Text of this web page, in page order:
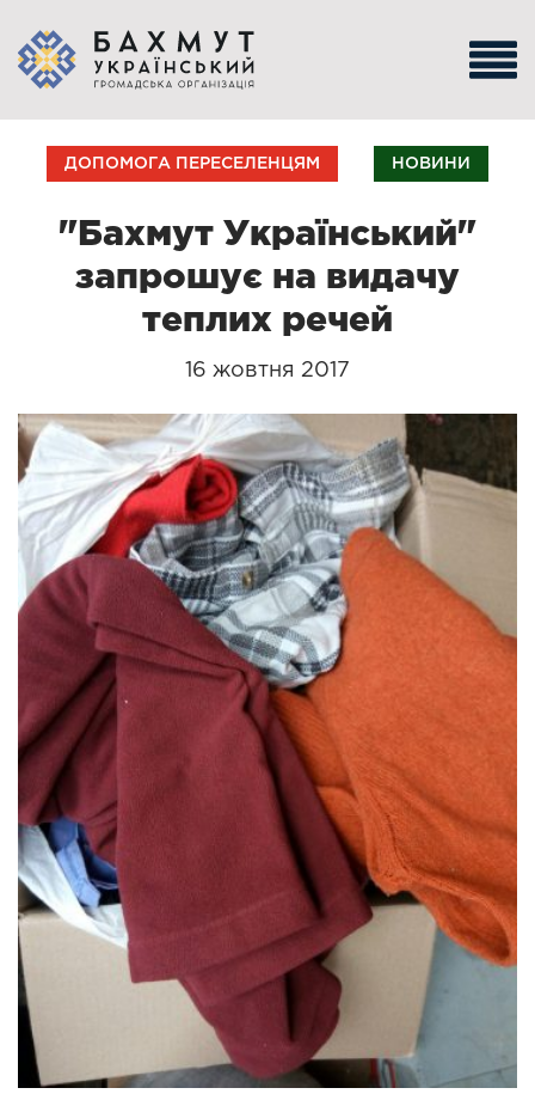
ДОПОМОГА ПЕРЕСЕЛЕНЦЯМ НОВИНИ
"Бахмут Український"
запрошує на видачу
теплих речей
16 жовтня 2017